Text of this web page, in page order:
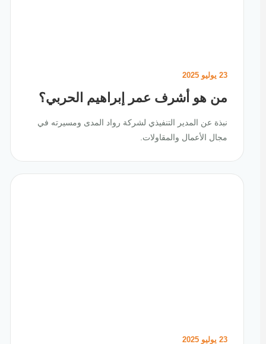
23 يوليو 2025
من هو أشرف عمر إبراهيم الحربي؟
نبذة عن المدير التنفيذي لشركة رواد المدى ومسيرته في
مجال الأعمال والمقاولات.
23 يوليو 2025